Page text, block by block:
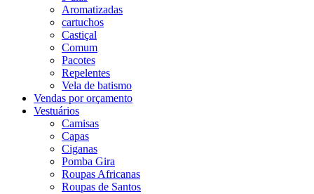
Aromatizadas
cartuchos
Castiçal
Comum
Pacotes
Repelentes
Vela de batismo
Vendas por orçamento
Vestuários
Camisas
Capas
Ciganas
Pomba Gira
Roupas Africanas
Roupas de Santos